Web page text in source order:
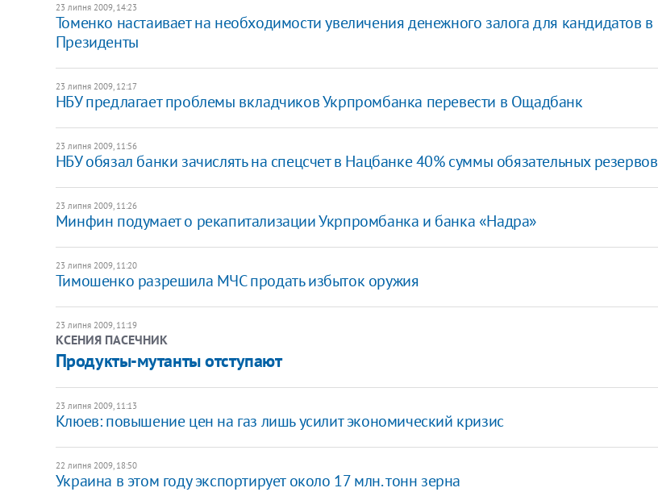
23 липня 2009, 14:23
Томенко настаивает на необходимости увеличения денежного залога для кандидатов в
Президенты
23 липня 2009, 12:17
НБУ предлагает проблемы вкладчиков Укрпромбанка перевести в Ощадбанк
23 липня 2009, 11:56
НБУ обязал банки зачислять на спецсчет в Нацбанке 40% суммы обязательных резервов
23 липня 2009, 11:26
Минфин подумает о рекапитализации Укрпромбанка и банка «Надра»
23 липня 2009, 11:20
Тимошенко разрешила МЧС продать избыток оружия
23 липня 2009, 11:19
КСЕНИЯ ПАСЕЧНИК
Продукты-мутанты отступают
23 липня 2009, 11:13
Клюев: повышение цен на газ лишь усилит экономический кризис
22 липня 2009, 18:50
Украина в этом году экспортирует около 17 млн. тонн зерна